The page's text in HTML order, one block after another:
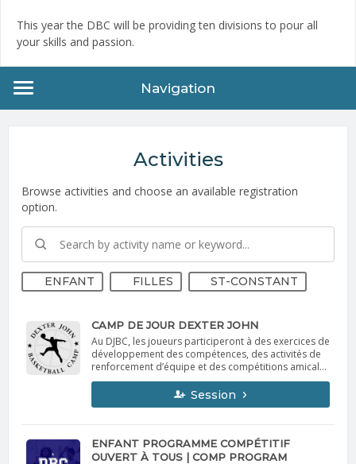
This year the DBC will be providing ten divisions to pour all
your skills and passion.
Navigation
Activities
Browse activities and choose an available registration
option.
ENFANT FILLES ST-CONSTANT
CAMP DE JOUR DEXTER JOHN
Au DJBC, les joueurs participeront à des exercices de
développement des compétences, des activités de
renforcement d’équipe et des compétitions amicales
favorisant la croissance individuelle. Au-delà des
fondamentaux du basketball, nous mettons l’accent
sur l’importance de la fierté, de la passion et du
drills, team-building activities, and friendly
competitions that promote individual growth.
Session
ENFANT PROGRAMME COMPÉTITIF
OUVERT À TOUS | COMP PROGRAM